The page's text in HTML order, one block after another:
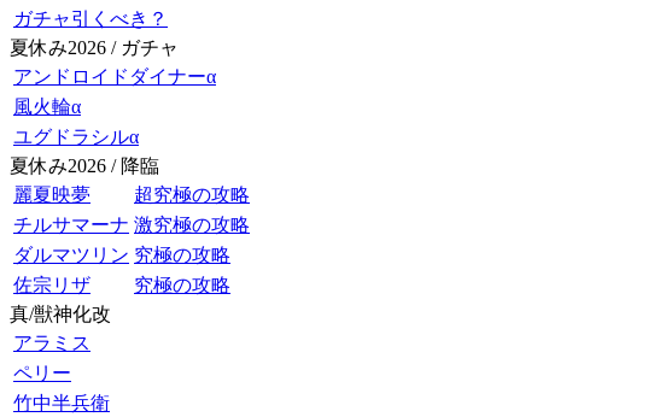
ガチャ引くべき？
夏休み2026 / ガチャ
アンドロイドダイナーα
風火輪α
ユグドラシルα
夏休み2026 / 降臨
麗夏映夢
超究極の攻略
チルサマーナ 激究極の攻略
ダルマツリン 究極の攻略
佐宗リザ
究極の攻略
真/獣神化改
アラミス
ペリー
竹中半兵衛